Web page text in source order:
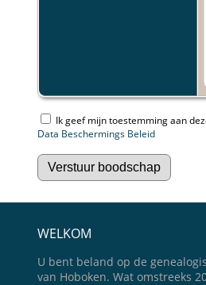
Ik geef mijn toestemming aan
Data Beschermings Beleid
WELKOM
U bent beland op de
van Hoboken. Wat omstreeks